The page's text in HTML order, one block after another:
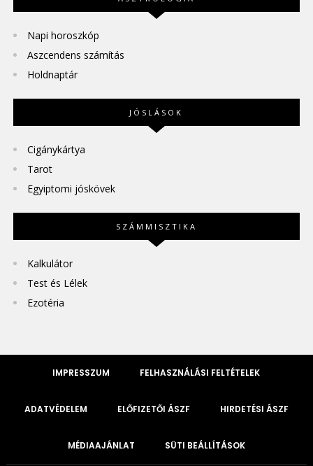
Napi horoszkóp
Aszcendens számítás
Holdnaptár
JÓSLÁSOK
Cigánykártya
Tarot
Egyiptomi jóskövek
SZÁMMISZTIKA
Kalkulátor
Test és Lélek
Ezotéria
IMPRESSZUM FELHASZNÁLÁSI FELTÉTELEK
ADATVÉDELEM ELŐFIZETŐI ÁSZF HIRDETÉSI ÁSZF
MÉDIAAJÁNLAT SÜTI BEÁLLÍTÁSOK